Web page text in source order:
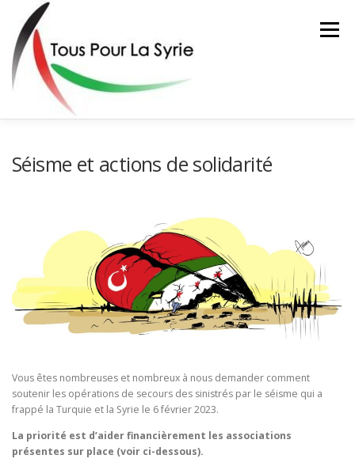
contenu
Menu
Séisme et actions de solidarité
Vous êtes nombreuses et nombreux à nous demander comment
soutenir les opérations de secours des sinistrés par le séisme qui a
frappé la Turquie et la Syrie le 6 février 2023.
La priorité est d’aider financièrement les associations
présentes sur place (voir ci-dessous).